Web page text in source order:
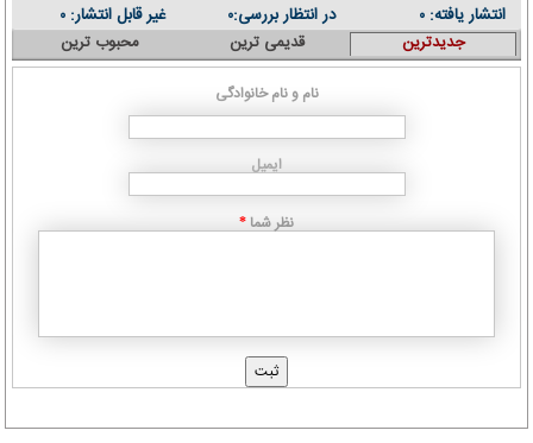
انتشار یافته: ۰ در انتظار بررسی:۰ غیر قابل انتشار: ۰
جدیدترین قدیمی ترین محبوب ترین
نام و نام خانوادگی
ایمیل
نظر شما *